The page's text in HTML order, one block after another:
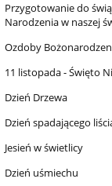
Przygotowanie do
Narodzenia w naszej
Ozdoby
11 listopada - Święto
Dzień Drzewa
Dzień spadającego
Jesień w świetlicy
Dzień uśmiechu